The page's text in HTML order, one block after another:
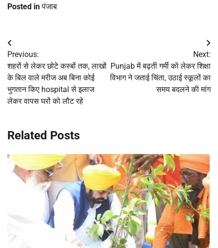
Posted inपंजाब
Post
navigation
Previous:
शहरों से लेकर छोटे कस्बों तक, लाखों
के बिल वाले मरीज अब बिना कोई
भुगतान किए hospital से इलाज
लेकर वापस घरों को लौट रहे
Next:
Punjab में बढ़ती गर्मी को लेकर शिक्षा
विभाग ने जताई चिंता, उठाई स्कूलों का
समय बदलने की मांग
Related Posts